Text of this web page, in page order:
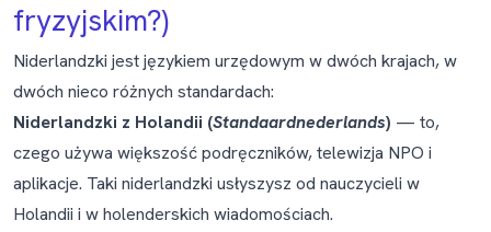
fryzyjskim?)
Niderlandzki jest językiem urzędowym w dwóch krajach, w
dwóch nieco różnych standardach:
Niderlandzki z Holandii (Standaardnederlands) — to,
czego używa większość podręczników, telewizja NPO i
aplikacje. Taki niderlandzki usłyszysz od nauczycieli w
Holandii i w holenderskich wiadomościach.